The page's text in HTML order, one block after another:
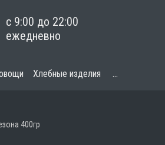
с 9:00 до 22:00
ежедневно
Хлебные изделия ...
400гр